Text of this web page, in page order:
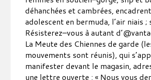
déhanchées et cambrées,
adolescent en bermuda, l’air niais ;
Résisterez–vous à autant
La Meute des Chiennes de garde
mouvements sont réunis), qui
manifester devant le magasin,
une lettre ouverte : « Nous vous